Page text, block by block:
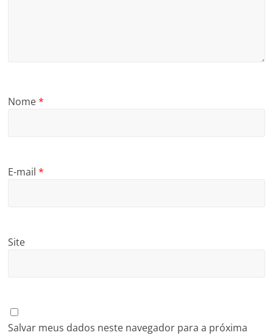
Nome*
E-mail*
Site
Salvar meus dados neste navegador para a próxima